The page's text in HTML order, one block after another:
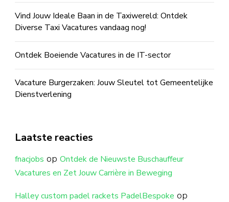
Vind Jouw Ideale Baan in de Taxiwereld: Ontdek
Diverse Taxi Vacatures vandaag nog!
Ontdek Boeiende Vacatures in de IT-sector
Vacature Burgerzaken: Jouw Sleutel tot Gemeentelijke
Dienstverlening
Laatste reacties
fnacjobs op Ontdek de Nieuwste Buschauffeur
Vacatures en Zet Jouw Carrière in Beweging
Halley custom padel rackets PadelBespoke op